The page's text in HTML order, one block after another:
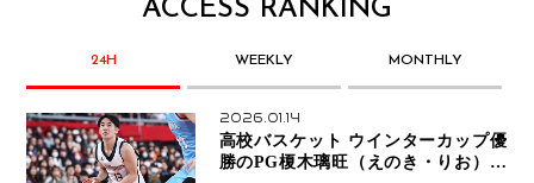
ACCESS RANKING
24H WEEKLY MONTHLY
2026.01.14
高校バスケット ウインターカップ優
勝のPG榎木璃旺（えのき・りお）が